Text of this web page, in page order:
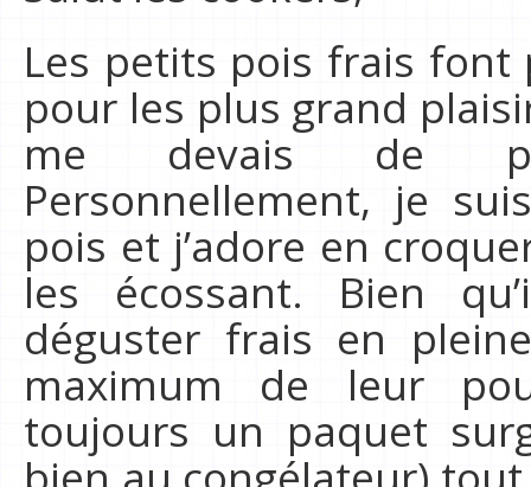
Les petits pois frais
pour les plus grand
me devais de
Personnellement, je
pois et j’adore en
les écossant. Bien
déguster frais en
maximum de leur
toujours un paquet